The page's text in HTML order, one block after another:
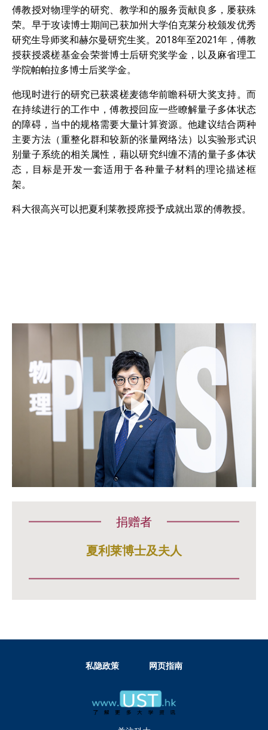
傅教授对物理学的研究、教学和的服务贡献良多，屡获殊
荣。早于攻读博士期间已获加州大学伯克莱分校颁发优秀
研究生导师奖和赫尔曼研究生奖。2018年至2021年，傅教
授获授裘槎基金会荣誉博士后研究奖学金，以及麻省理工
学院帕帕拉多博士后奖学金。
他现时进行的研究已获裘槎麦德华前瞻科研大奖支持。而
在持续进行的工作中，傅教授回应一些瞭解量子多体状态
的障碍，当中的规格需要大量计算资源。他建议结合两种
主要方法（重整化群和较新的张量网络法）以实验形式识
别量子系统的相关属性，藉以研究纠缠不清的量子多体状
态，目标是开发一套适用于各种量子材料的理论描述框
架。
科大很高兴可以把夏利莱教授席授予成就出眾的傅教授。
捐赠者
夏利莱博士及夫人
私隐政策 网页指南